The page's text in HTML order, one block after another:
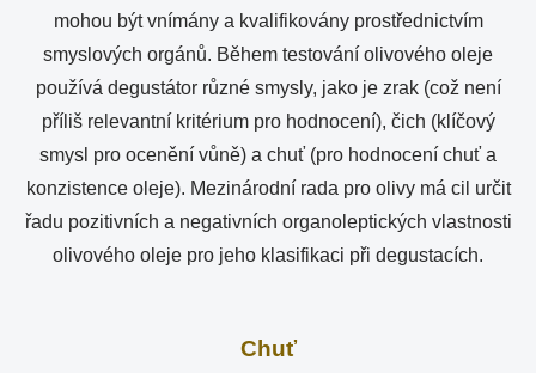
mohou být vnímány a kvalifikovány prostřednictvím
smyslových orgánů. Během testování olivového oleje
používá degustátor různé smysly, jako je zrak (což není
příliš relevantní kritérium pro hodnocení), čich (klíčový
smysl pro ocenění vůně) a chuť (pro hodnocení chuť a
konzistence oleje). Mezinárodní rada pro olivy má cil určit
řadu pozitivních a negativních organoleptických vlastnosti
olivového oleje pro jeho klasifikaci při degustacích.
Chuť